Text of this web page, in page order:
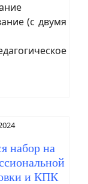
(с двумя
набор на
и КПК